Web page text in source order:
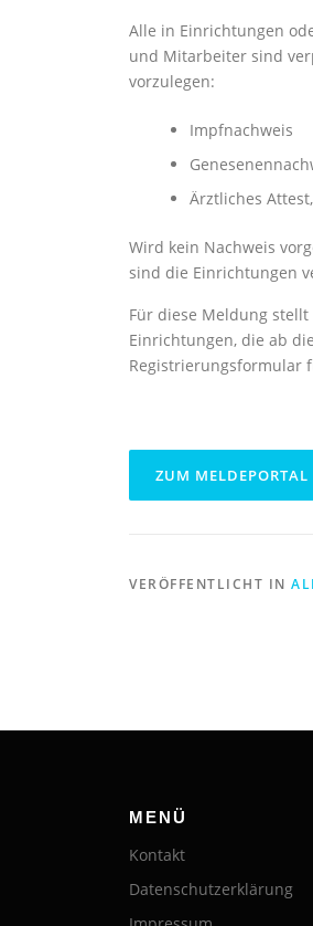
Alle in Einrichtungen
und Mitarbeiter sind
vorzulegen:
Impfnachweis
Ärztliches
Wird kein Nachweis
sind die Einrichtungen
Für diese Meldung
Einrichtungen, die ab
Registrierungsformular
ZUM MELDEPORTAL
VERÖFFENTLICHT IN
MENÜ
Kontakt
Datenschutzerklärung